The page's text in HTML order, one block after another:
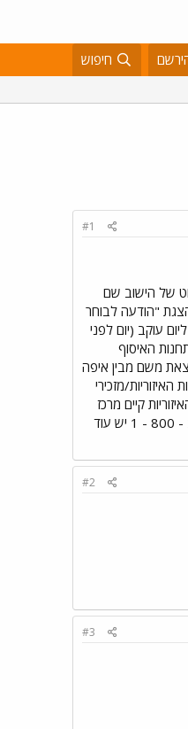
חיפוש
#1
הזכאים : כל מי שנמצא " 20 ק"מ מגבול תחום השיפוט של הישוב שם
להוכיח כתובת ההצבעה. ההוכחה נעשית ע"י : 1. הספח בתעודת הזהות שבו מצויין מקום המגורים או 2. ע"י הצגת "הודעה לבוחר
עוקב (יום לפני
וחזרה מחייב רישום מוקדם בתחנות אגד המרכזיות או בטלפון :6948888 - 03: וכן " בתחנות האיסוף
משם מבין איפה
הדואר בין התאריכים : 15.1.2003 עד ל- 27.1.2003 2. במשרדי הועדות האיזוריות/מזכירי
הרכבות. ועכשיו : 1. לבירור כתובות הועדות האיזוריות קיים מרכז
מידע שעובד : ביום ששי (מחר ) מ-8:00 עד 12:00 בימי א-ב (הקרובים ) מ-16:000 עד 20:00 ביום הבחירות מ-07:00 -עד 22:00 בעברית : 131 - 200 - 800 - 1 יש עוד
#2
#3